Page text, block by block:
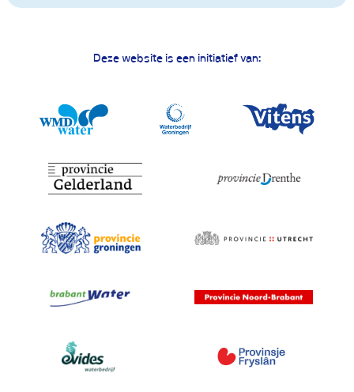
Deze website is een initiatief van: